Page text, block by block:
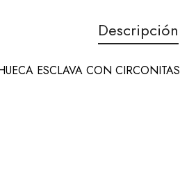
Descripción
ESCLAVA CON CIRCONITAS